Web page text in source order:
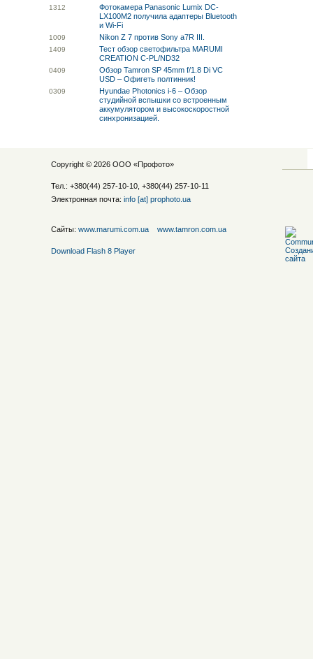
1312
Фотокамера Panasonic Lumix DC-
LX100M2 получила адаптеры Bluetooth
и Wi-Fi
1009 Nikon Z 7 против Sony a7R III.
1409
Тест обзор светофильтра MARUMI
CREATION C-PL/ND32
0409
Обзор Tamron SP 45mm f/1.8 Di VC
USD – Офигеть полтинник!
0309
Hyundae Photonics i-6 – Обзор
студийной вспышки со встроенным
аккумулятором и высокоскоростной
синхронизацией.
Copyright © 2026 ООО «Профото»
Тел.: +380(44) 257-10-10, +380(44) 257-10-11
Электронная почта: info [at] prophoto.ua
Сайты: www.marumi.com.ua www.tamron.com.ua
Download Flash 8 Player